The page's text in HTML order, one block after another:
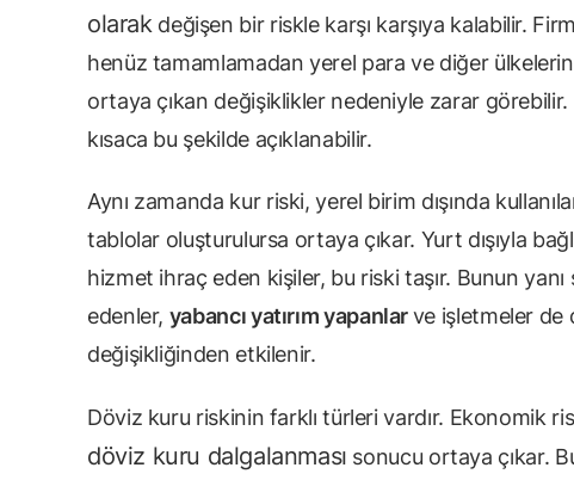
olarak değişen bir riskle karşı karşıya kalabilir.
henüz tamamlamadan yerel para ve diğer
ortaya çıkan değişiklikler nedeniyle zarar
kısaca bu şekilde açıklanabilir.
Aynı zamanda kur riski, yerel birim dışında
tablolar oluşturulursa ortaya çıkar. Yurt dışıyla
hizmet ihraç eden kişiler, bu riski taşır. Bunun yanı
edenler, yabancı yatırım yapanlarve işletmeler de
değişikliğinden etkilenir.
Döviz kuru riskinin farklı türleri vardır. Ekonomik
döviz kuru dalgalanması sonucu ortaya çıkar.